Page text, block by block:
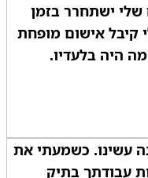
ישתחרר בזמן
קיבל אישום מופחת
לא יודעת מה היה בלעדיו.
עשינו. כשמעתי את
עבודתך בתיק